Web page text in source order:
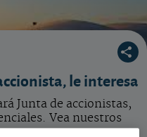
le interesa
Junta de accionistas,
Vea nuestros